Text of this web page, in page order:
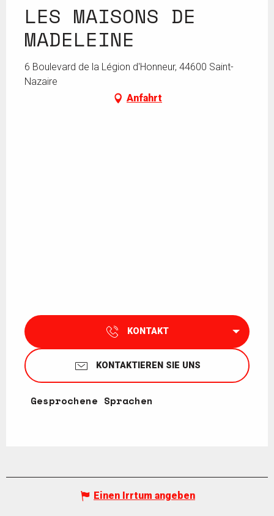
LES MAISONS DE
MADELEINE
6 Boulevard de la Légion d'Honneur, 44600 Saint-
Nazaire
Anfahrt
KONTAKT
KONTAKTIEREN SIE UNS
Gesprochene Sprachen
Gesprochene Sprachen
Einen Irrtum angeben